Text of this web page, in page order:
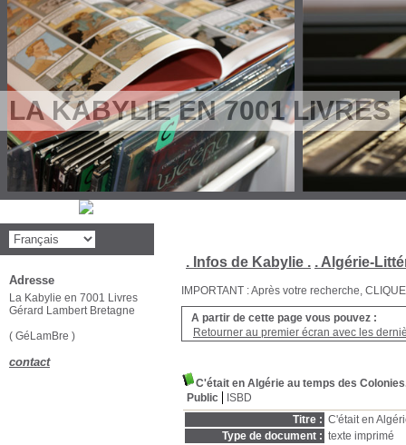
LA KABYLIE EN 7001 LIVRES
. Infos de Kabylie . . Algérie-
IMPORTANT : Après votre recherche,
A partir de cette page vous pouvez :
Retourner au premier écran avec les
C'était en Algérie au temps des
Public
ISBD
Titre : C'était en
Type de document : texte imprimé
Adresse
La Kabylie en 7001 Livres
Gérard Lambert Bretagne
( GéLamBre )
contact